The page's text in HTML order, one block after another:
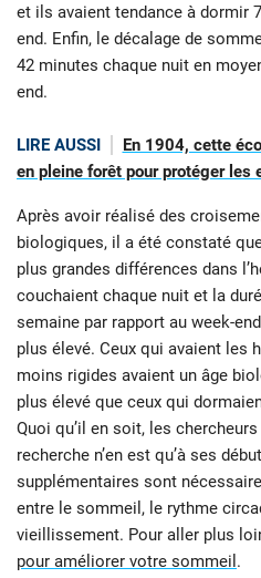
et ils avaient tendance à dormir
end. Enfin, le décalage de
42 minutes chaque nuit en
end.
LIRE AUSSI
En 1904, cette
en pleine forêt pour protéger les
Après avoir réalisé des
biologiques, il a été constaté
plus grandes différences dans
couchaient chaque nuit et la
semaine par rapport au week-
plus élevé. Ceux qui avaient les
moins rigides avaient un âge
plus élevé que ceux qui
Quoi qu’il en soit, les
recherche n’en est qu’à ses
supplémentaires sont
entre le sommeil, le rythme
vieillissement. Pour aller plus
pour améliorer votre sommeil .